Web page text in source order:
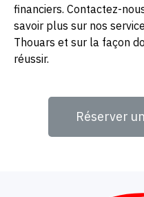
financiers. Contactez-
savoir plus sur nos
Thouars et sur la façon
réussir.
Réserver